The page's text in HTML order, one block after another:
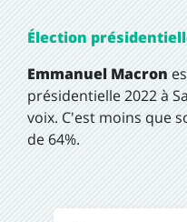
Élection
Emmanuel Macron
présidentielle 2022 à
voix. C'est moins que
de 64%.